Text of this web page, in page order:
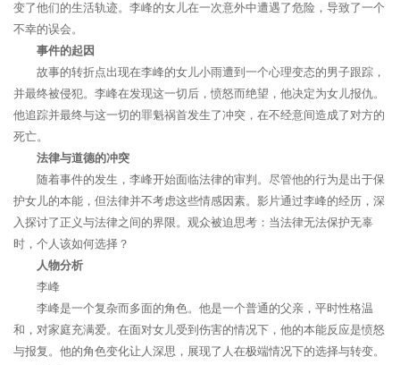
变了他们的生活轨迹。李峰的女儿在一次意外中遭遇了危险，导致了一个
不幸的误会。
事件的起因
故事的转折点出现在李峰的女儿小雨遭到一个心理变态的男子跟踪，
并最终被侵犯。李峰在发现这一切后，愤怒而绝望，他决定为女儿报仇。
他追踪并最终与这一切的罪魁祸首发生了冲突，在不经意间造成了对方的
死亡。
法律与道德的冲突
随着事件的发生，李峰开始面临法律的审判。尽管他的行为是出于保
护女儿的本能，但法律并不考虑这些情感因素。影片通过李峰的经历，深
入探讨了正义与法律之间的界限。观众被迫思考：当法律无法保护无辜
时，个人该如何选择？
人物分析
李峰
李峰是一个复杂而多面的角色。他是一个普通的父亲，平时性格温
和，对家庭充满爱。在面对女儿受到伤害的情况下，他的本能反应是愤怒
与报复。他的角色变化让人深思，展现了人在极端情况下的选择与转变。